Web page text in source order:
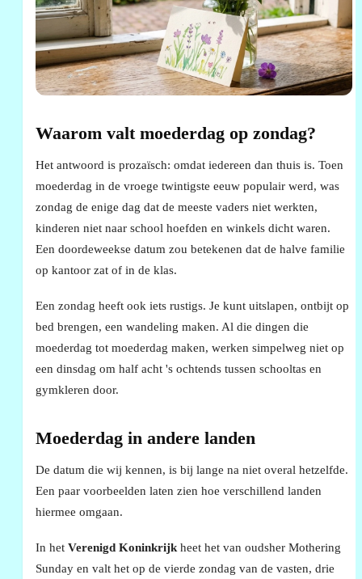
Waarom valt moederdag op zondag?
Het antwoord is prozaïsch: omdat iedereen dan thuis is. Toen
moederdag in de vroege twintigste eeuw populair werd, was
zondag de enige dag dat de meeste vaders niet werkten,
kinderen niet naar school hoefden en winkels dicht waren.
Een doordeweekse datum zou betekenen dat de halve familie
op kantoor zat of in de klas.
Een zondag heeft ook iets rustigs. Je kunt uitslapen, ontbijt op
bed brengen, een wandeling maken. Al die dingen die
moederdag tot moederdag maken, werken simpelweg niet op
een dinsdag om half acht 's ochtends tussen schooltas en
gymkleren door.
Moederdag in andere landen
De datum die wij kennen, is bij lange na niet overal hetzelfde.
Een paar voorbeelden laten zien hoe verschillend landen
hiermee omgaan.
In het Verenigd Koninkrijk heet het van oudsher Mothering
Sunday en valt het op de vierde zondag van de vasten, drie